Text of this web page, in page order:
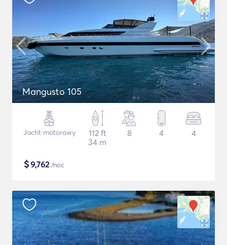
Mangusto 105
Jacht motorowy
112 ft
34 m
8 4 4
$9,762/noc